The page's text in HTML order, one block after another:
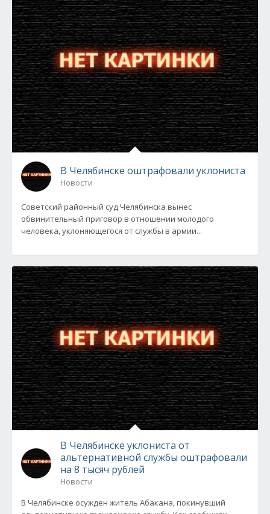
В Челябинске оштрафовали уклониста
Новости
Советский районный суд Челябинска вынес
обвинительный приговор в отношении молодого
человека, уклоняющегося от службы в армии...
В Челябинске уклониста от
альтернативной службы оштрафовали
на 8 тысяч рублей
Новости
В Челябинске осужден житель Абакана, покинувший